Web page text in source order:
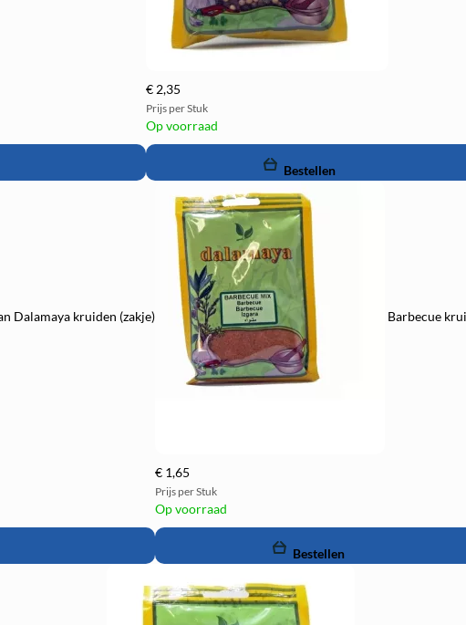
€ 2,35
Prijs per Stuk
Op voorraad
Bestellen
Dalamaya kruiden (zakje) Barbecue
€ 1,65
Prijs per Stuk
Op voorraad
Bestellen